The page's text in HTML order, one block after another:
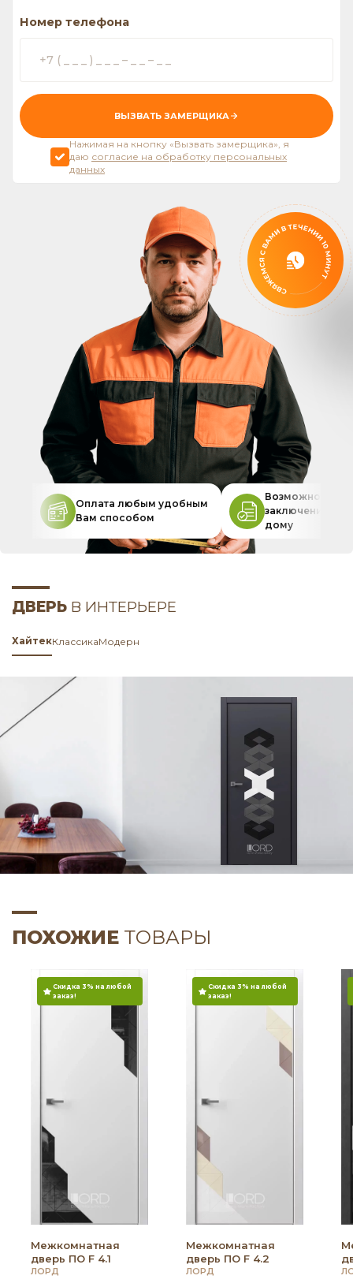
Номер телефона
ВЫЗВАТЬ ЗАМЕРЩИКА
Нажимая на кнопку «Вызвать замерщика», я
даю согласие на обработку персональных
данных
Оплата любым удобным
Вам способом
Возможность
заключения
дому
ДВЕРЬ В ИНТЕРЬЕРЕ
ХайтекКлассикаМодерн
ПОХОЖИЕ ТОВАРЫ
Скидка 3% на любой
заказ!
Межкомнатная
дверь ПО F 4.1
ЛОРД
Скидка 3% на любой
заказ!
Межкомнатная
дверь ПО F 4.2
ЛОРД